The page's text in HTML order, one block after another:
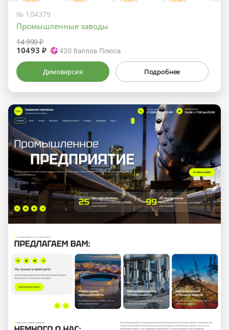
№ 104379
Промышленные заводы
14 990 ₽
10493 ₽ 420 баллов Плюса
Демоверсия Подробнее